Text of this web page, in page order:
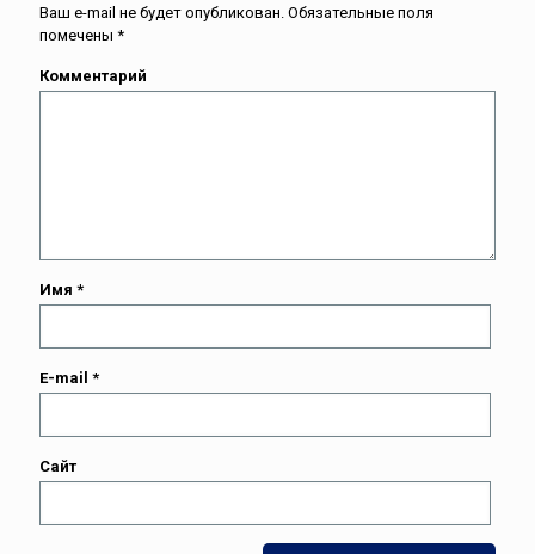
Ваш e-mail не будет опубликован. Обязательные поля
помечены *
Комментарий
Имя *
E-mail *
Сайт